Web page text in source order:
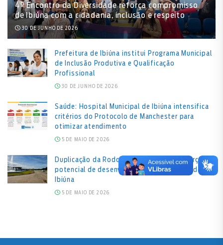
4º Encontro da Diversidade reforça compromisso
de Ibiúna com a cidadania, inclusão e respeito
30 DE JUNHO DE 2026
Prefeitura de Ibiúna institui Programa Municipal
de Inclusão Produtiva e Qualificação
Profissional
30 DE JUNHO DE 2026
Saúde: Hospital Municipal de Ibiúna intensifica
critérios do Protocolo de Manchester para
otimizar atendimento
5 DE MAIO DE 2026
Duplicação da Rodovia Bunjiro Nakao reforça
potencial de desenvolvimento econômico de
Ibiúna
5 DE MAIO DE 2026